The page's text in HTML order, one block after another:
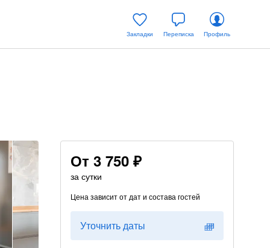
Закладки Переписка Профиль
От 3 750 ₽
за сутки
Цена зависит от дат и состава гостей
Уточнить даты